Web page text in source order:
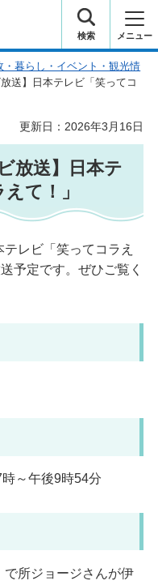
検索 メニュー
暮らし・イベント・観光情
送】日本テレビ「笑ってコ
更新日：2026年3月16日
放送】日本テ
て！」
レビ「笑ってコラえ
予定です。ぜひご覧く
～午後9時54分
所ジョージさんが伊